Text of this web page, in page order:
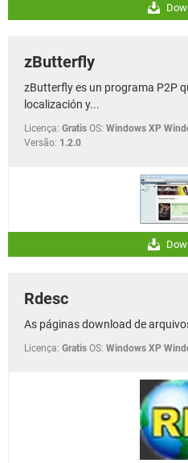
zButterfly
zButterfly es un programa P2P
localización y...
Licença: Gratis OS: Windows XP
Versão: 1.2.0
Rdesc
As páginas download de
Licença: Gratis OS: Windows XP